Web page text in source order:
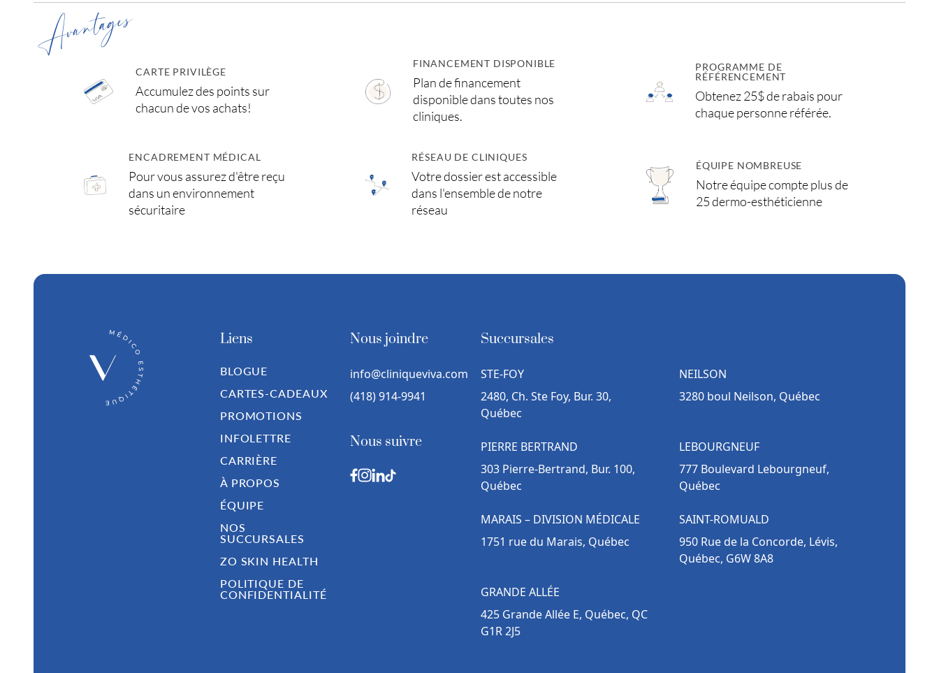
Avantages
CARTE PRIVILÈGE
Accumulez des points sur
chacun de vos achats!
FINANCEMENT DISPONIBLE
Plan de financement
disponible dans toutes nos
cliniques.
PROGRAMME DE
RÉFÉRENCEMENT
Obtenez 25$ de rabais pour
chaque personne référée.
ENCADREMENT MÉDICAL
Pour vous assurez d'être reçu
dans un environnement
sécuritaire
RÉSEAU DE CLINIQUES
Votre dossier est accessible
dans l'ensemble de notre
réseau
ÉQUIPE NOMBREUSE
Notre équipe compte plus de
25 dermo-esthéticienne
Succursales
STE-FOY
2480, Ch. Ste Foy, Bur. 30,
Québec
NEILSON
3280 boul Neilson, Québec
PIERRE BERTRAND
303 Pierre-Bertrand, Bur. 100,
Québec
LEBOURGNEUF
777 Boulevard Lebourgneuf,
Québec
MARAIS – DIVISION MÉDICALE
1751 rue du Marais, Québec
SAINT-ROMUALD
950 Rue de la Concorde, Lévis,
Québec, G6W 8A8
GRANDE ALLÉE
425 Grande Allée E, Québec, QC
G1R 2J5
Liens
BLOGUE
CARTES-CADEAUX
PROMOTIONS
INFOLETTRE
CARRIÈRE
À PROPOS
ÉQUIPE
NOS
SUCCURSALES
ZO SKIN HEALTH
POLITIQUE DE
CONFIDENTIALITÉ
Nous joindre
info@cliniqueviva.com
(418) 914-9941
Nous suivre